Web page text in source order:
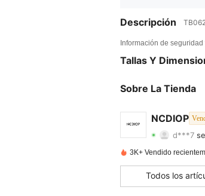
Descripción
Información de
Tallas Y
Sobre La Tienda
NCDIOP
4,74
4,74
4,74
d***7
4,74
4,74
3K+ Vendido
Todos los